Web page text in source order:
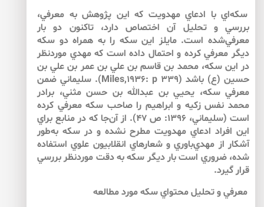
سكه‌اي با ادعاي مهدويت كه اين پژوهش به معرفي،
بررسي و تحليل آن اختصاص دارد، تاكنون دو بار
معرفي‌شده است. مايلز اين سكه را به همراه دو سكه
ديگر معرفي كرده و احتمال داده است كه مهدي موردنظر
در اين سكه، محمد بن قاسم بن علي بن عمر بن علي بن
حسين (ع) باشد (Miles,1936: p 339). سليماني ضمن
معرفي سكه، يحيي بن عبدالله بن حسن مثني، برادر
محمد نفس زكيه و ابراهيم را صاحب سكه معرفي كرده
است (سليماني، 1396: ص 47). از آن‌جا كه در منابع براي
اين افراد ادعاي مهدويت مطرح نشده و در سكه به‌طور
آشكار از مهدي‌باوري و شعارهاي انقلابيون علوي استفاده
شده، ضروري است بار ديگر سكه به دقت موردنظر بررسي
قرار گيرد.
معرفي و تحليل محتواي سكه مورد مطالعه